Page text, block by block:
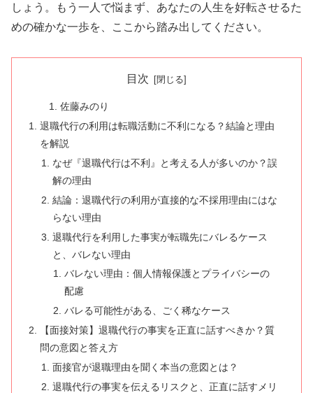
しょう。もう一人で悩まず、あなたの人生を好転させるた
めの確かな一歩を、ここから踏み出してください。
目次
佐藤みのり
退職代行の利用は転職活動に不利になる？結論と理由
を解説
なぜ『退職代行は不利』と考える人が多いのか？誤
解の理由
結論：退職代行の利用が直接的な不採用理由にはな
らない理由
退職代行を利用した事実が転職先にバレるケース
と、バレない理由
バレない理由：個人情報保護とプライバシーの
配慮
バレる可能性がある、ごく稀なケース
【面接対策】退職代行の事実を正直に話すべきか？質
問の意図と答え方
面接官が退職理由を聞く本当の意図とは？
退職代行の事実を伝えるリスクと、正直に話すメリ